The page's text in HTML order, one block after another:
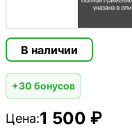
В наличии
+30 бонусов
Цена:1 500 ₽